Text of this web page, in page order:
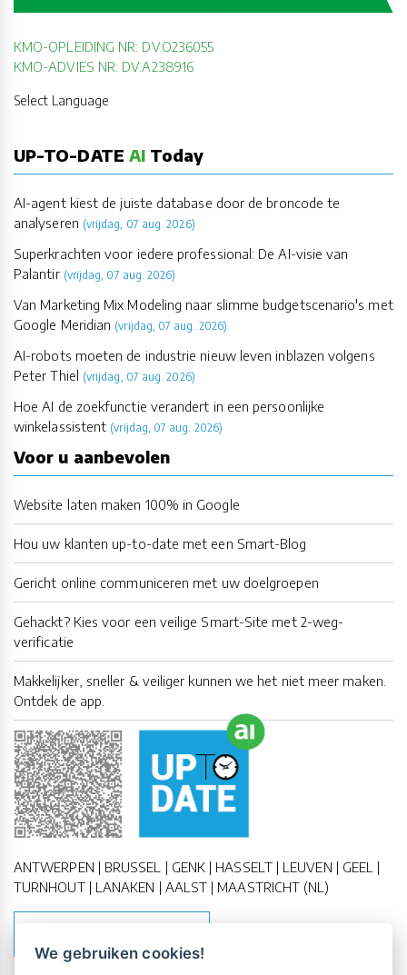
KMO-OPLEIDING NR: DV.O236055
KMO-ADVIES NR: DV.A238916
Select Language
UP-TO-DATE AI Today
AI-agent kiest de juiste database door de broncode te
analyseren (vrijdag, 07 aug. 2026)
Superkrachten voor iedere professional: De AI-visie van
Palantir (vrijdag, 07 aug. 2026)
Van Marketing Mix Modeling naar slimme budgetscenario's met
Google Meridian (vrijdag, 07 aug. 2026)
AI-robots moeten de industrie nieuw leven inblazen volgens
Peter Thiel (vrijdag, 07 aug. 2026)
Hoe AI de zoekfunctie verandert in een persoonlijke
winkelassistent (vrijdag, 07 aug. 2026)
Voor u aanbevolen
Website laten maken 100% in Google
Hou uw klanten up-to-date met een Smart-Blog
Gericht online communiceren met uw doelgroepen
Gehackt? Kies voor een veilige Smart-Site met 2-weg-
verificatie
Makkelijker, sneller & veiliger kunnen we het niet meer maken.
Ontdek de app.
ANTWERPEN | BRUSSEL | GENK | HASSELT | LEUVEN | GEEL |
TURNHOUT | LANAKEN | AALST | MAASTRICHT (NL)
We gebruiken cookies!